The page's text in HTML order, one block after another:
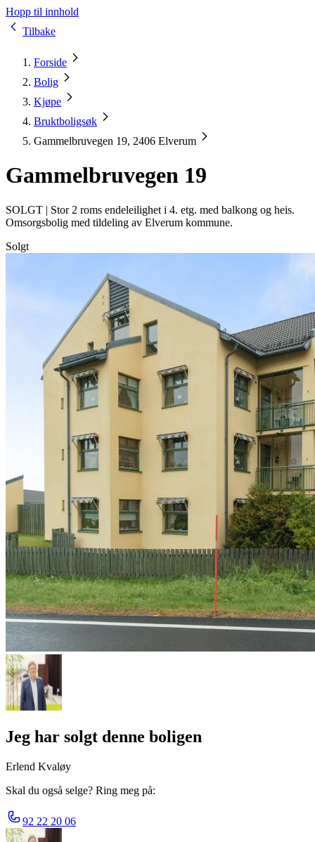
Hopp til innhold
Tilbake
Forside
Bolig
Kjøpe
Bruktboligsøk
Gammelbruvegen 19, 2406 Elverum
Gammelbruvegen 19
SOLGT | Stor 2 roms endeleilighet i 4. etg. med balkong og heis.
Omsorgsbolig med tildeling av Elverum kommune.
Solgt
Jeg har solgt denne boligen
Erlend Kvaløy
Skal du også selge? Ring meg på:
92 22 20 06